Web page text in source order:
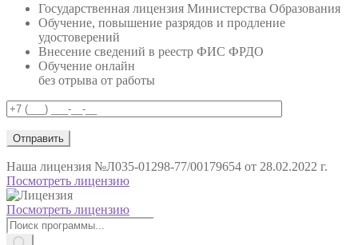
Государственная лицензия Министерства Образования
Обучение, повышение разрядов и продление
удостоверений
Внесение сведений в реестр ФИС ФРДО
Обучение онлайн
без отрыва от работы
Наша лицензия №Л035-01298-77/00179654 от 28.02.2022 г.
Посмотреть лицензию
Посмотреть лицензию
Поиск
товаров